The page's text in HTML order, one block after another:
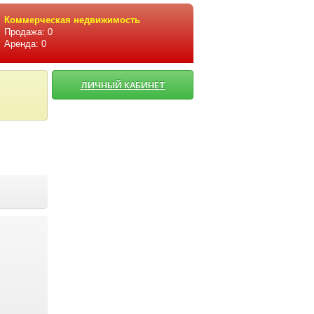
Коммерческая недвижимость
Продажа: 0
Аренда: 0
ЛИЧНЫЙ КАБИНЕТ